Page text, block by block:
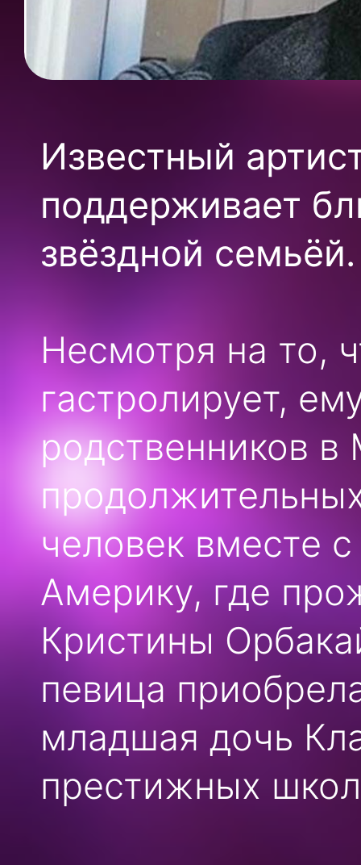
Известный
поддерживает
звёздной семьёй.
Несмотря на то,
гастролирует,
родственников
человек вместе
Америку, где
Кристины
певица
младшая дочь
престижных